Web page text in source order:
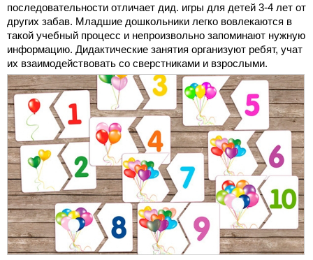
последовательности отличает дид. игры для детей 3-4 лет от
других забав. Младшие дошкольники легко вовлекаются в
такой учебный процесс и непроизвольно запоминают нужную
информацию. Дидактические занятия организуют ребят, учат
их взаимодействовать со сверстниками и взрослыми.